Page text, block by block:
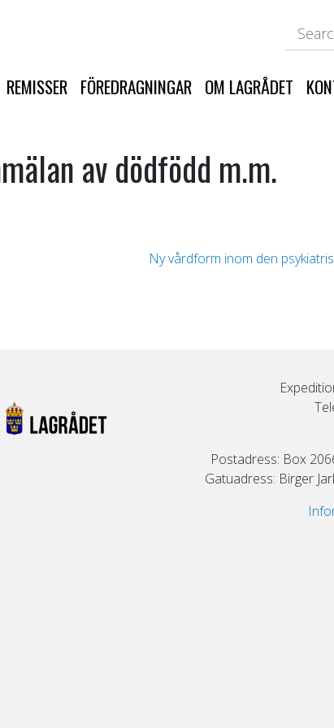
REMISSER FÖREDRAGNINGAR OM LAGRÅDET
av dödfödd m.m.
Ny vårdform inom den
Postadress: Box
Gatuadress: Birger